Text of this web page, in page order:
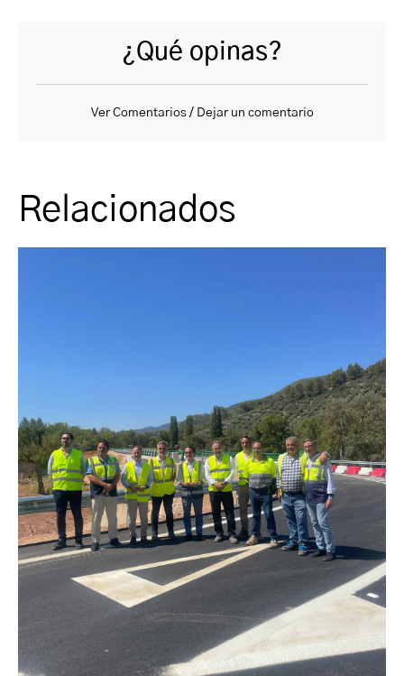
¿Qué opinas?
Ver Comentarios / Dejar un comentario
Relacionados